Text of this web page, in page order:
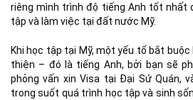
riêng mình trình độ tiếng Anh tốt nhất
tập và làm việc tại đất nước Mỹ.
Khi học tập tại Mỹ, một yếu tố bắt buộc
thiện – đó là tiếng Anh, bởi bạn sẽ
phỏng vấn xin Visa tại Đại Sứ Quán,
trong suốt quá trình học tập và sinh